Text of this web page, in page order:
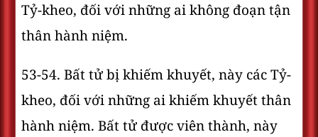
Tỷ-kheo, đối với những ai không đoạn tận
thân hành niệm.
53-54. Bất tử bị khiếm khuyết, này các Tỷ-
kheo, đối với những ai khiếm khuyết thân
hành niệm. Bất tử được viên thành, này